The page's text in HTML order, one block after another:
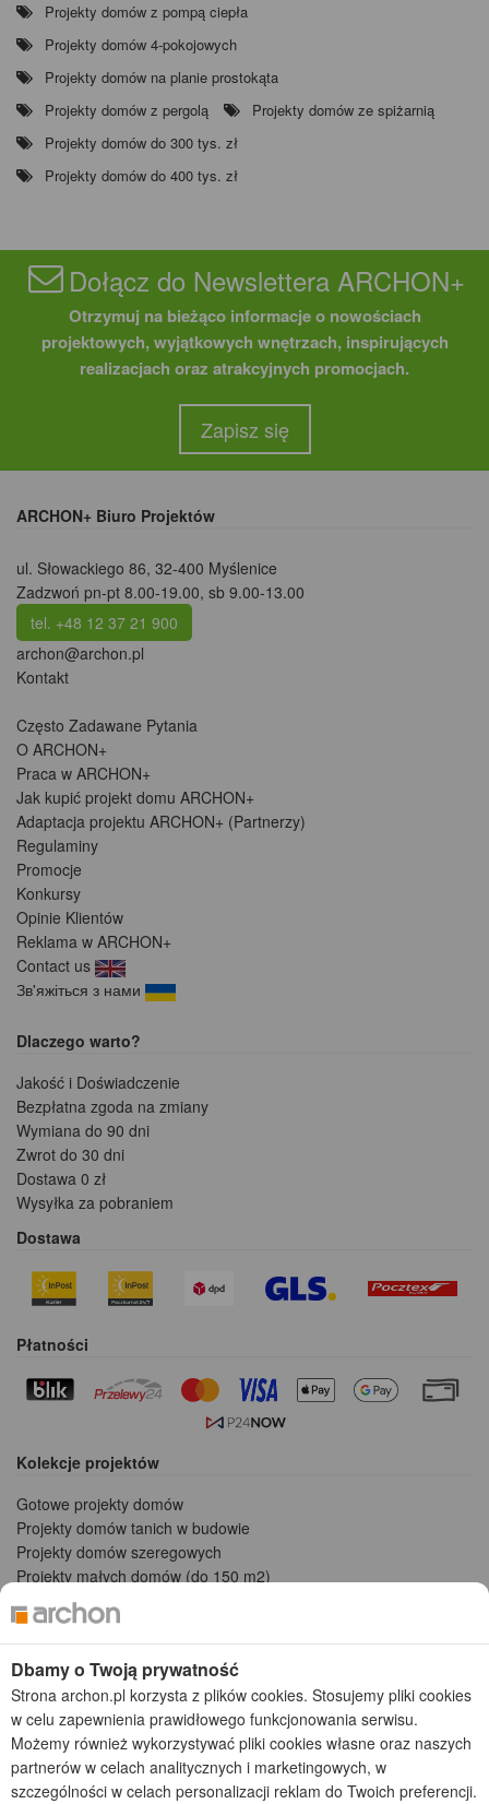
Projekty domów z pompą ciepła
Projekty domów 4-pokojowych
Projekty domów na planie prostokąta
Projekty domów z pergolą
Projekty domów ze spiżarnią
Projekty domów do 300 tys. zł
Projekty domów do 400 tys. zł
Dołącz do Newslettera ARCHON+
Otrzymuj na bieżąco informacje o nowościach
projektowych, wyjątkowych wnętrzach, inspirujących
realizacjach oraz atrakcyjnych promocjach.
Zapisz się
ARCHON+ Biuro Projektów
ul. Słowackiego 86, 32-400 Myślenice
Zadzwoń pn-pt 8.00-19.00, sb 9.00-13.00
tel. +48 12 37 21 900
archon@archon.pl
Kontakt
Często Zadawane Pytania
O ARCHON+
Praca w ARCHON+
Jak kupić projekt domu ARCHON+
Adaptacja projektu ARCHON+ (Partnerzy)
Regulaminy
Promocje
Konkursy
Opinie Klientów
Reklama w ARCHON+
Contact us
Зв'яжіться з нами
Dlaczego warto?
Jakość i Doświadczenie
Bezpłatna zgoda na zmiany
Wymiana do 90 dni
Zwrot do 30 dni
Dostawa 0 zł
Wysyłka za pobraniem
Dostawa
Płatności
Kolekcje projektów
Gotowe projekty domów
Projekty domów tanich w budowie
Projekty domów szeregowych
Projekty małych domów (do 150 m2)
Projekty domów wielorodzinnych
Projekty domów bliźniaczych
Projekty domów nowoczesnych
Projekty domów parterowych
2026 © ARCHON+ Biuro Projektów - Tradycyjne i nowoczesne gotowe
projekty domów - autorska pracownia architektoniczna założona w 1990r.
przez arch. Barbarę Mendel
Z uwagi na ciągłe doskonalenie procesu powstawania projektów (zgodnie z
Dbamy o Twoją prywatność
Strona archon.pl korzysta z plików cookies. Stosujemy pliki cookies
w celu zapewnienia prawidłowego funkcjonowania serwisu.
Możemy również wykorzystywać pliki cookies własne oraz naszych
partnerów w celach analitycznych i marketingowych, w
szczególności w celach personalizacji reklam do Twoich preferencji.